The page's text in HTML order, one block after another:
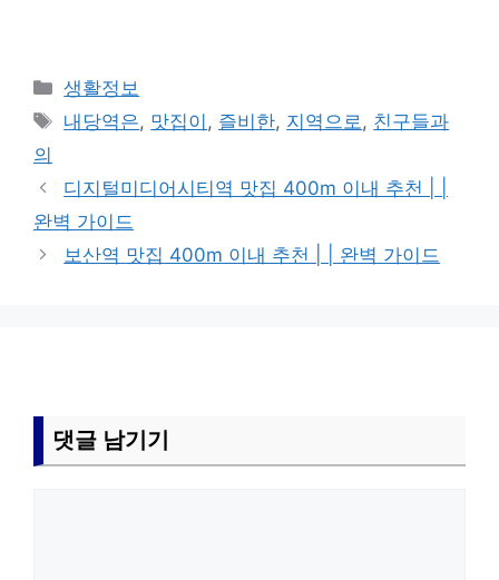
카
테
고
생활정보
태
내당역은, 맛집이 , 즐비한, 지역으로 , 친구들과
의
디지털미디어시티역 맛집 400m 이내 추천 | |
완벽 가이드
보산역 맛집 400m 이내 추천 | | 완벽 가이드
댓글 남기기